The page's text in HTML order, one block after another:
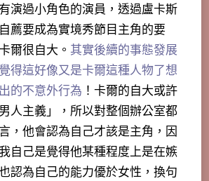
演過小角色的演員，透過盧卡斯
薦要成為實境秀節目主角的要
爾很自大。 其實後續的事態發展
得這好像又是卡爾這種人物了想
的不意外行為 ！卡爾的自大或許
人主義」，所以對整個辦公室都
，他會認為自己才該是主角，因
自己是覺得他某種程度上是在嫉
認為自己的能力優於女性，換句